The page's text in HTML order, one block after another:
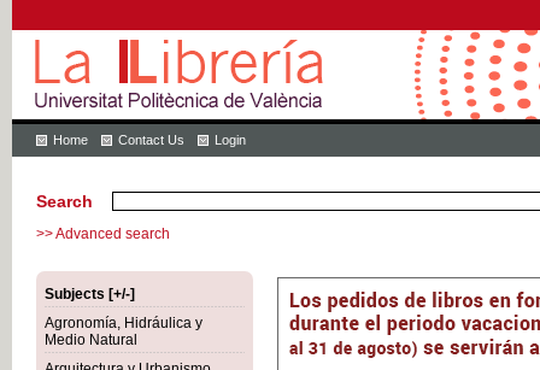
Home Contact Us Login
Search
>> Advanced search
Subjects [+/-]
Agronomía, Hidráulica y
Medio Natural